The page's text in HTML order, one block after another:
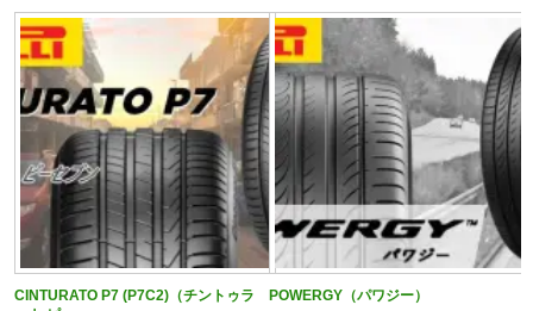
CINTURATO P7 (P7C2)（チントゥラ
POWERGY（パワジー）